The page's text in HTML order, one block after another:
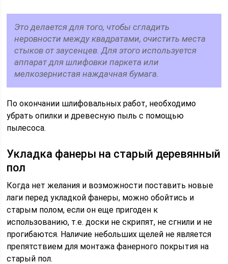
Это делается для того, чтобы сгладить
неровности между квадратами, очистить места
стыков от заусенцев. Для этого используется
аппарат для шлифовки паркета или
мелкозернистая наждачная бумага.
По окончании шлифовальных работ, необходимо
убрать опилки и древесную пыль с помощью
пылесоса.
Укладка фанеры на старый деревянный
пол
Когда нет желания и возможности поставить новые
лаги перед укладкой фанеры, можно обойтись и
старым полом, если он еще пригоден к
использованию, т.е. доски не скрипят, не сгнили и не
прогибаются. Наличие небольших щелей не является
препятствием для монтажа фанерного покрытия на
старый пол.